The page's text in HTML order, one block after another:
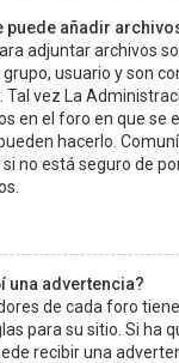
puede añadir
adjuntar archivos
usuario y son
Tal vez La
en el foro en que se
hacerlo.
no está seguro de
una advertencia?
de cada foro
para su sitio. Si ha
recibir una